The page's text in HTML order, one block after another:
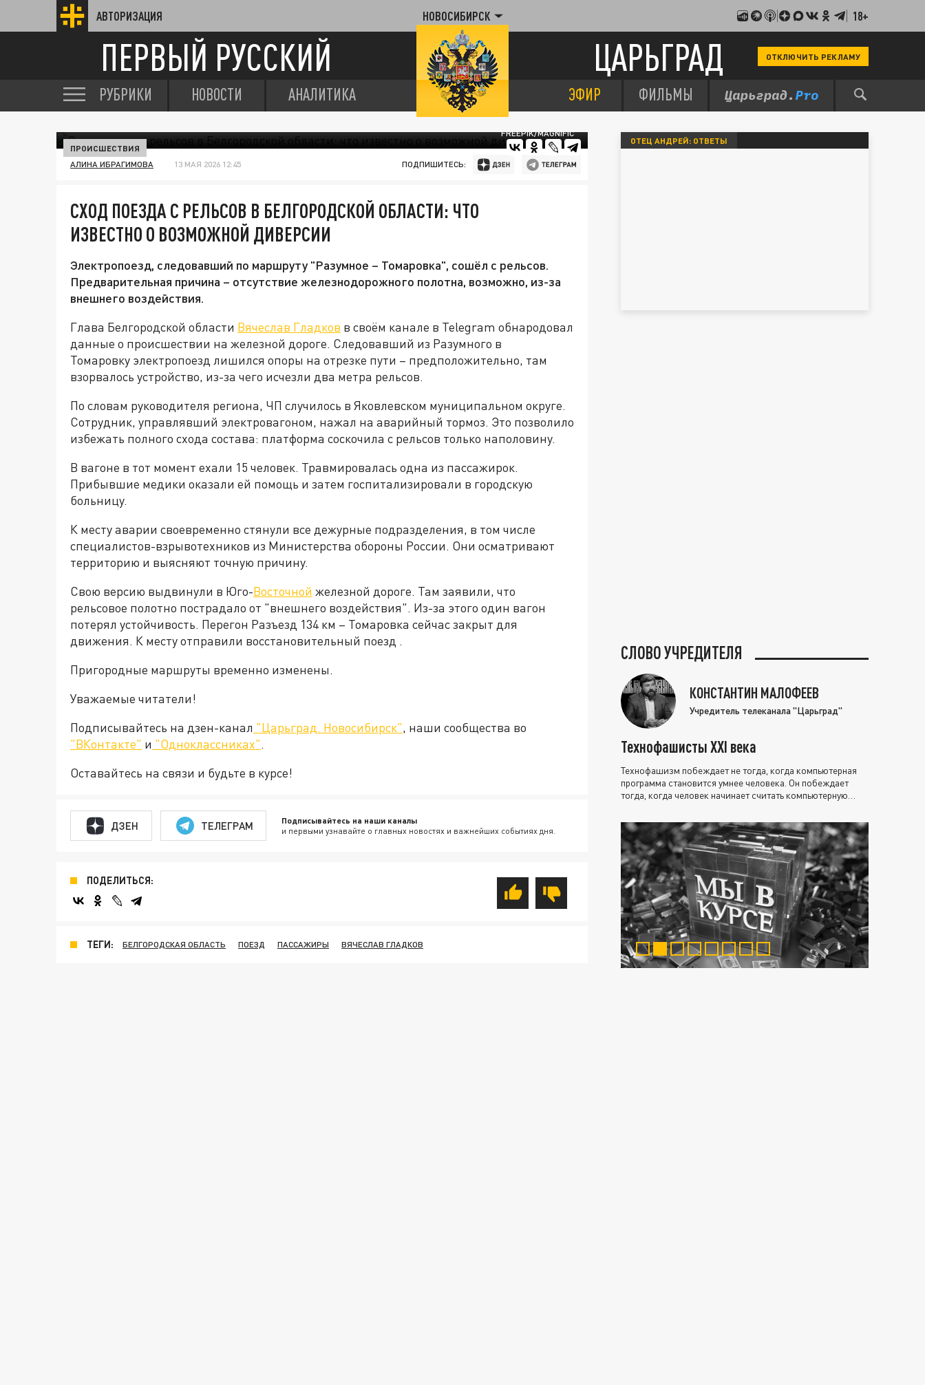
АВТОРИЗАЦИЯ НОВОСИБИРСК 18+
ПЕРВЫЙ РУССКИЙ ЦАРЬГРАД ОТКЛЮЧИТЬ РЕКЛАМУ
РУБРИКИ НОВОСТИ АНАЛИТИКА ЭФИР ФИЛЬМЫ
FREEPIK/MAGNIFIC
ПРОИСШЕСТВИЯ
АЛИНА ИБРАГИМОВА 13 МАЯ 2026 12:45 ПОДПИШИТЕСЬ:
СХОД ПОЕЗДА С РЕЛЬСОВ В БЕЛГОРОДСКОЙ ОБЛАСТИ: ЧТО
ИЗВЕСТНО О ВОЗМОЖНОЙ ДИВЕРСИИ
Электропоезд, следовавший по маршруту "Разумное – Томаровка", сошёл с рельсов.
Предварительная причина – отсутствие железнодорожного полотна, возможно, из-за
внешнего воздействия.
Глава Белгородской области Вячеслав Гладков в своём канале в Telegram обнародовал
данные о происшествии на железной дороге. Следовавший из Разумного в
Томаровку электропоезд лишился опоры на отрезке пути – предположительно, там
взорвалось устройство, из-за чего исчезли два метра рельсов.
По словам руководителя региона, ЧП случилось в Яковлевском муниципальном округе.
Сотрудник, управлявший электровагоном, нажал на аварийный тормоз. Это позволило
избежать полного схода состава: платформа соскочила с рельсов только наполовину.
В вагоне в тот момент ехали 15 человек. Травмировалась одна из пассажирок.
Прибывшие медики оказали ей помощь и затем госпитализировали в городскую
больницу.
К месту аварии своевременно стянули все дежурные подразделения, в том числе
специалистов-взрывотехников из Министерства обороны России. Они осматривают
территорию и выясняют точную причину.
Свою версию выдвинули в Юго-Восточной железной дороге. Там заявили, что
рельсовое полотно пострадало от "внешнего воздействия". Из-за этого один вагон
потерял устойчивость. Перегон Разъезд 134 км – Томаровка сейчас закрыт для
движения. К месту отправили восстановительный поезд .
Пригородные маршруты временно изменены.
Уважаемые читатели!
Подписывайтесь на дзен-канал "Царьград. Новосибирск", наши сообщества во
"ВКонтакте" и "Одноклассниках".
Оставайтесь на связи и будьте в курсе!
ДЗЕН ТЕЛЕГРАМ Подписывайтесь на наши каналы
и первыми узнавайте о главных новостях и важнейших событиях дня.
ПОДЕЛИТЬСЯ:
ТЕГИ: БЕЛГОРОДСКАЯ ОБЛАСТЬ ПОЕЗД ПАССАЖИРЫ ВЯЧЕСЛАВ ГЛАДКОВ
ОТЕЦ АНДРЕЙ: ОТВЕТЫ
СЛОВО УЧРЕДИТЕЛЯ
КОНСТАНТИН МАЛОФЕЕВ
Учредитель телеканала "Царьград"
Технофашисты XXI века
Технофашизм побеждает не тогда, когда компьютерная
программа становится умнее человека. Он побеждает
тогда, когда человек начинает считать компьютерную